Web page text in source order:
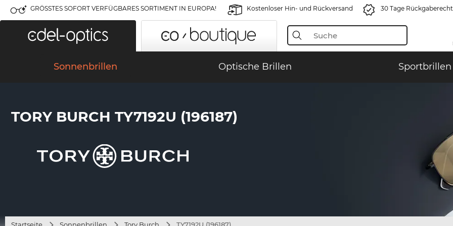
GRÖSSTES SOFORT VERFÜGBARES SORTIMENT IN EUROPA! Kostenloser Hin- und Rückversand 30 Tage Rückgaberecht
Sonnenbrillen Optische Brillen Sportbrillen
TORY BURCH TY7192U (196187)